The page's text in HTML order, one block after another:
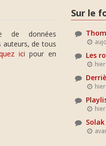
de données
auteurs, de tous
ici pour en
Sur le
Les